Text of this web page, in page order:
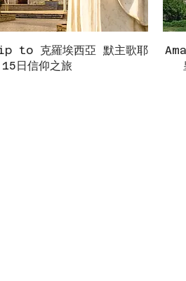
快速瀏覽
to 克羅埃西亞 默主歌耶
15日信仰之旅